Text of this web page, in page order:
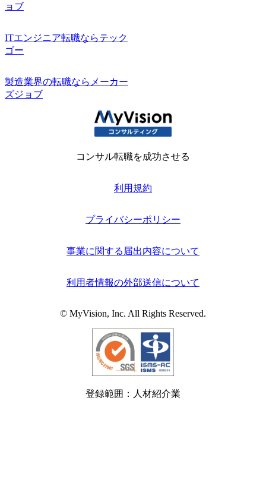
ョブ
ITエンジニア転職ならテック
ゴー
製造業界の転職ならメーカー
ズジョブ
コンサル転職を成功させる
利用規約
プライバシーポリシー
事業に関する届出内容について
利用者情報の外部送信について
© MyVision, Inc. All Rights Reserved.
登録範囲：人材紹介業